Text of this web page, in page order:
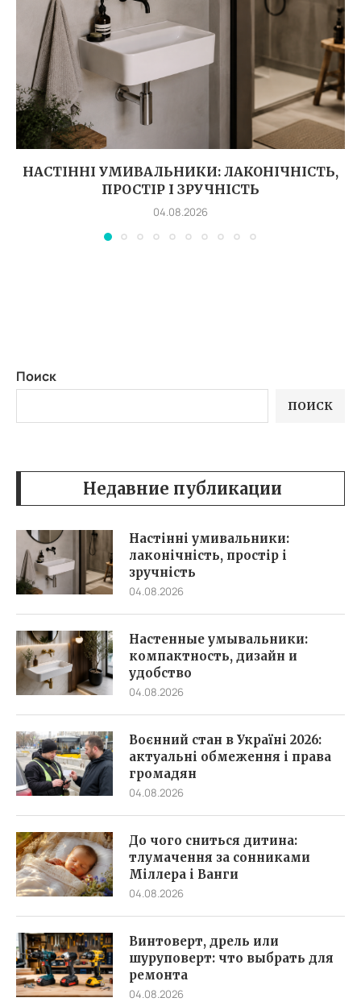
НАСТІННІ УМИВАЛЬНИКИ: ЛАКОНІЧНІСТЬ,
ПРОСТІР І ЗРУЧНІСТЬ
04.08.2026
Поиск
ПОИСК
Недавние публикации
Настінні умивальники:
лаконічність, простір і
зручність
04.08.2026
Настенные умывальники:
компактность, дизайн и
удобство
04.08.2026
Воєнний стан в Україні 2026:
актуальні обмеження і права
громадян
04.08.2026
До чого сниться дитина:
тлумачення за сонниками
Міллера і Ванги
04.08.2026
Винтоверт, дрель или
шуруповерт: что выбрать для
ремонта
04.08.2026